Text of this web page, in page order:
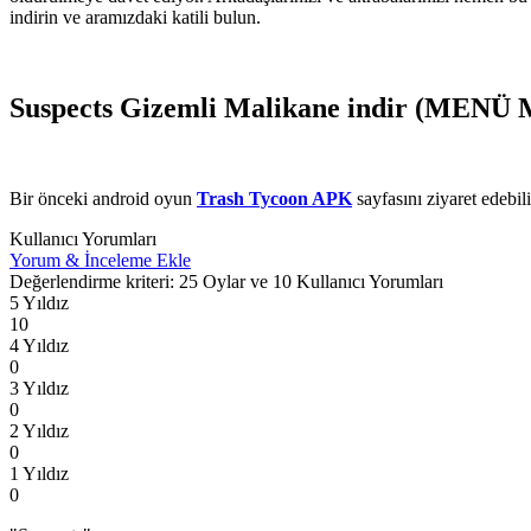
indirin ve aramızdaki katili bulun.
Suspects Gizemli Malikane indir (MENÜ
Bir önceki android oyun Trash Tycoon APK sayfasını ziyaret
Kullanıcı Yorumları
Yorum & İnceleme Ekle
Değerlendirme kriteri: 25 Oylar ve 10 Kullanıcı Yorumları
5 Yıldız
10
4 Yıldız
0
3 Yıldız
0
2 Yıldız
0
1 Yıldız
0